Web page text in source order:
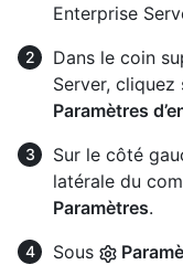
Enterprise
Dans le coin
Server,
Paramètres
Sur le côté
latérale du
Paramètres.
Sous